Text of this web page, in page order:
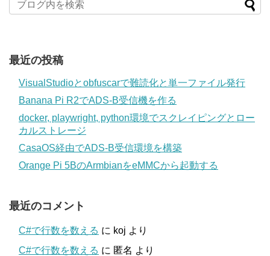
最近の投稿
VisualStudioとobfuscarで難読化と単一ファイル発行
Banana Pi R2でADS-B受信機を作る
docker, playwright, python環境でスクレイピングとロー
カルストレージ
CasaOS経由でADS-B受信環境を構築
Orange Pi 5BのArmbianをeMMCから起動する
最近のコメント
C#で行数を数える に koj より
C#で行数を数える に 匿名 より